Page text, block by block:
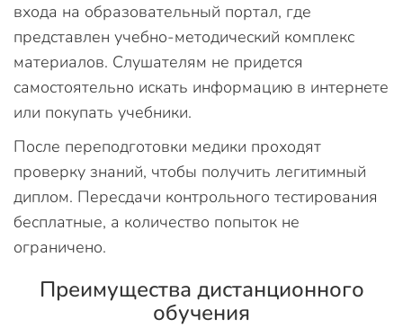
входа на образовательный портал, где
представлен учебно-методический комплекс
материалов. Слушателям не придется
самостоятельно искать информацию в интернете
или покупать учебники.
После переподготовки медики проходят
проверку знаний, чтобы получить легитимный
диплом. Пересдачи контрольного тестирования
бесплатные, а количество попыток не
ограничено.
Преимущества дистанционного
обучения